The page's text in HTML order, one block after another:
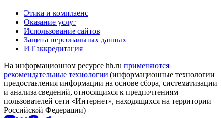
Этика и комплаенс
Оказание услуг
Использование сайтов
Защита персональных данных
ИТ аккредитация
На информационном ресурсе hh.ru применяются
рекомендательные технологии (информационные технологии
предоставления информации на основе сбора, систематизации
и анализа сведений, относящихся к предпочтениям
пользователей сети «Интернет», находящихся на территории
Российской Федерации)